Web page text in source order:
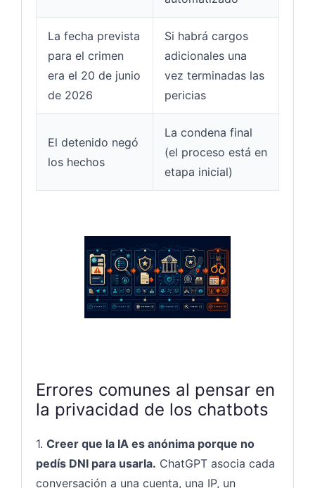
La fecha prevista
para el crimen
era el 20 de junio
de 2026
Si habrá cargos
adicionales una
vez terminadas las
pericias
El detenido negó
los hechos
La condena final
(el proceso está en
etapa inicial)
Errores comunes al pensar en
la privacidad de los chatbots
1. Creer que la IA es anónima porque no
pedís DNI para usarla. ChatGPT asocia cada
conversación a una cuenta, una IP, un